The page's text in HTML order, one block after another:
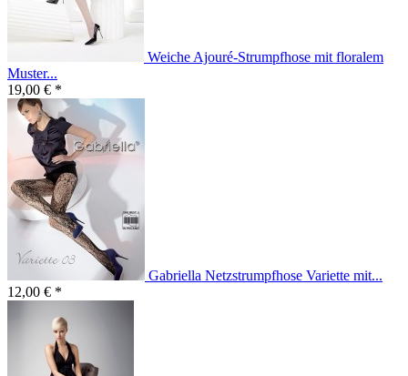
Weiche Ajouré-Strumpfhose mit floralem
Muster...
19,00 € *
Gabriella Netzstrumpfhose Variette mit...
12,00 € *